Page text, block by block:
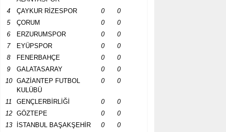
4 ÇAYKUR RİZESPOR 0
0
5
ÇORUM 0
0
6
ERZURUMSPOR 0
0
7
EYÜPSPOR 0
0
8
FENERBAHÇE 0
0
9
GALATASARAY 0
0
10
GAZİANTEP FUTBOL
KULÜBÜ
0 0
11 GENÇLERBİRLİĞİ 0
0
12
GÖZTEPE 0
0
13
İSTANBUL BAŞAKŞEHİR 0
0